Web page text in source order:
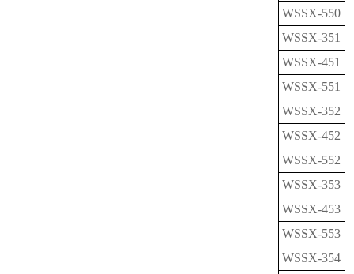
WSSX-550
WSSX-351
WSSX-451
WSSX-551
WSSX-352
WSSX-452
WSSX-552
WSSX-353
WSSX-453
WSSX-553
WSSX-354